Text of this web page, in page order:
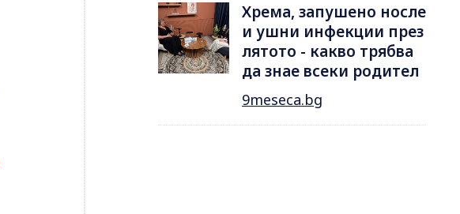
Хрема, запушено носле
и ушни инфекции през
лятотo - какво трябва
да знае всеки родител
9meseca.bg